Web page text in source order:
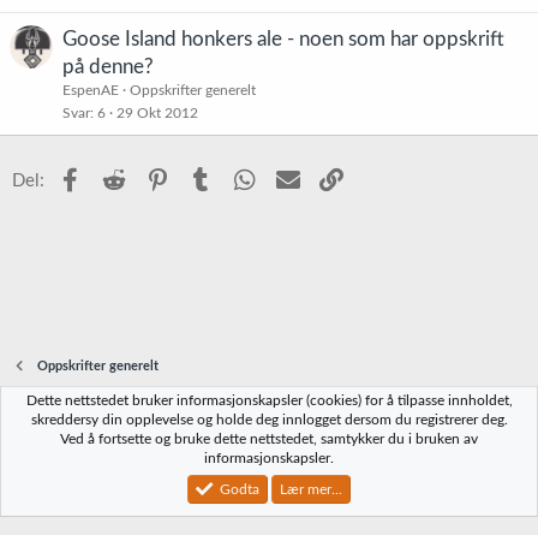
Goose Island honkers ale - noen som har oppskrift
på denne?
EspenAE
Oppskrifter generelt
Svar 6 29 Okt 2012
Del: Facebook
Reddit PinterestTumblr WhatsApp
E-post
Oppskrifter generelt
Norbrygg-default
Vilkår og regler Personvernregler
Community platform by XenForo® © 2010-2023 XenForo Ltd.
Dette nettstedet bruker informasjonskapsler (cookies) for å tilpasse innholdet,
skreddersy din opplevelse og holde deg innlogget dersom du registrerer deg.
Ved å fortsette og bruke dette nettstedet, samtykker du i bruken av
informasjonskapsler.
Godta Lær mer...